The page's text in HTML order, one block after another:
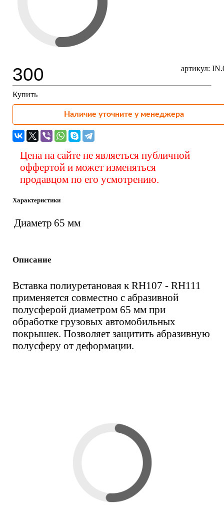
артикул:
300
Купить
Наличие уточните у менеджера
Цена на сайте не являеться публичной
оффертой и может изменяться
продавцом по его усмотрению.
Характеристики
Диаметр 65 мм
Описание
Вставка полиуретановая к RH107 - RH111
применяется совместно с абразивной
полусферой диаметром 65 мм при
обработке грузовых автомобильных
покрышек. Позволяет защитить абразивную
полусферу от деформации.